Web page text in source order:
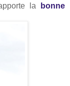
la
bonne